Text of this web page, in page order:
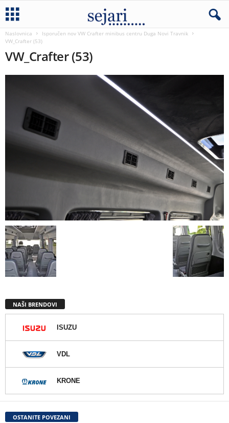
Naslovnica
Isporučen nov VW Crafter minibus centru Duga Novi Travnik
VW_Crafter (53)
VW_Crafter (53)
NAŠI BRENDOVI
ISUZU
VDL
KRONE
OSTANITE POVEZANI